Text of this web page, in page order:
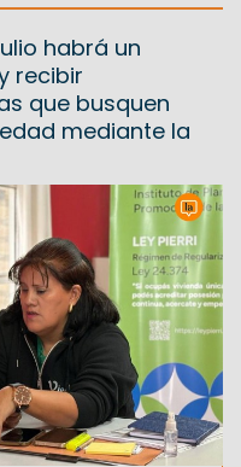
habrá un
recibir
que busquen
mediante la